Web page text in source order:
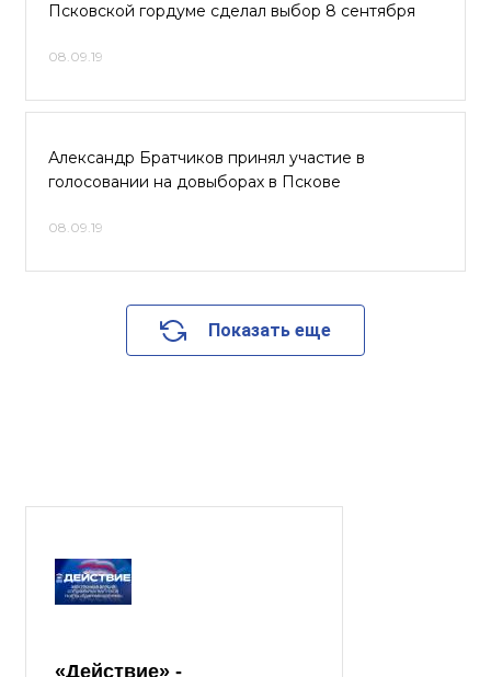
Псковской гордуме сделал выбор 8 сентября
08.09.19
Александр Братчиков принял участие в
голосовании на довыборах в Пскове
08.09.19
Показать еще
«Действие» -